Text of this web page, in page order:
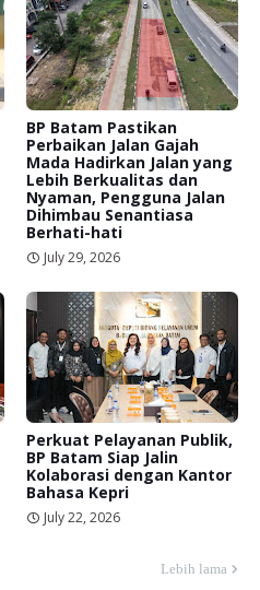
BP Batam Pastikan
Perbaikan Jalan Gajah
Mada Hadirkan Jalan yang
Lebih Berkualitas dan
Nyaman, Pengguna Jalan
Dihimbau Senantiasa
Berhati-hati
July 29, 2026
Perkuat Pelayanan Publik,
BP Batam Siap Jalin
Kolaborasi dengan Kantor
Bahasa Kepri
July 22, 2026
Lebih lama